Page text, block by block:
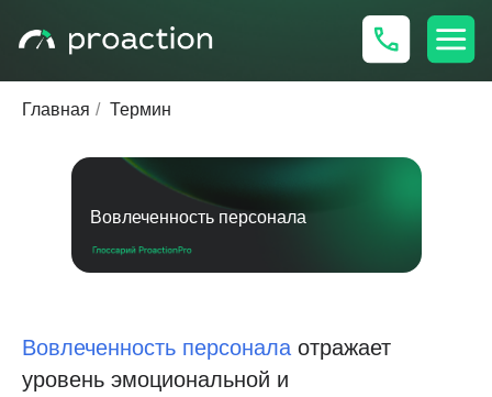
Главная / Термин
Вовлеченность персонала
Вовлеченность персонала отражает
уровень эмоциональной и